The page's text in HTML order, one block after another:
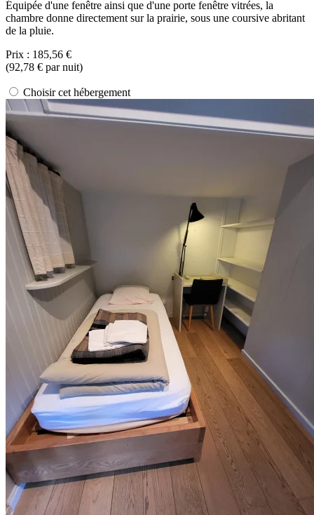
Équipée d'une fenêtre ainsi que d'une porte fenêtre vitrées, la
chambre donne directement sur la prairie, sous une coursive abritant
de la pluie.
Prix : 185,56 €
(92,78 € par nuit)
Choisir cet hébergement